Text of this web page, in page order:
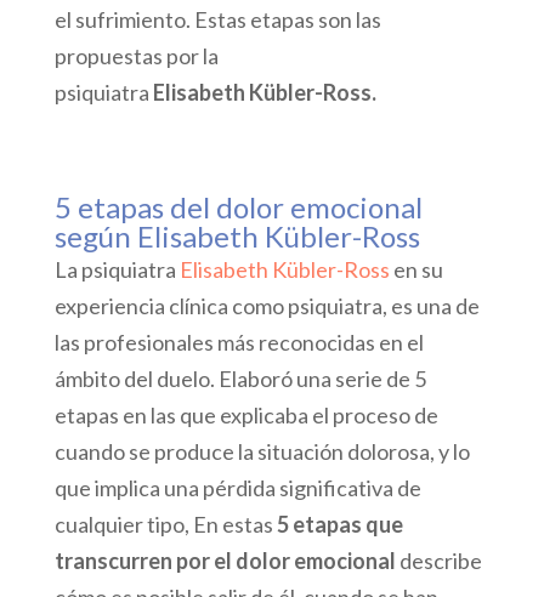
el sufrimiento. Estas etapas son las
propuestas por la
psiquiatra Elisabeth Kübler-Ross.
5 etapas del dolor emocional
según Elisabeth Kübler-Ross
La psiquiatra Elisabeth Kübler-Ross en su
experiencia clínica como psiquiatra, es una de
las profesionales más reconocidas en el
ámbito del duelo. Elaboró una serie de 5
etapas en las que explicaba el proceso de
cuando se produce la situación dolorosa, y lo
que implica una pérdida significativa de
cualquier tipo, En estas5 etapas que
transcurren por el dolor emocional describe